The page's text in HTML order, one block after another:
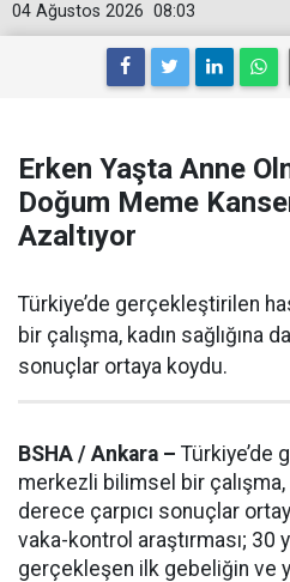
08:03
04 Ağustos 2026
Erken Yaşta Anne
Doğum Meme
Azaltıyor
Türkiye’de gerçekleştirilen
bir çalışma, kadın sağlığına
sonuçlar ortaya koydu.
BSHA / Ankara – Türkiye’de
merkezli bilimsel bir çalışma,
derece çarpıcı sonuçlar
vaka-kontrol araştırması; 30
gerçekleşen ilk gebeliğin ve